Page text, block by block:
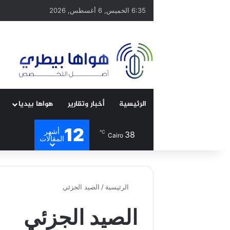
6:35 الخميس, 6 أغسطس, 2026
الرئيسية أخبار وتقارير هواها بيديا
Cairo 38
℃
12
أشهر
المقالات
الرئيسية / الصيد الجزئي
الصيد الجزئي